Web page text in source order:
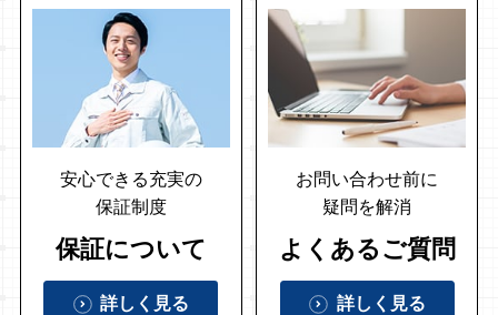
安心できる充実の
保証制度
保証について
詳しく見る
お問い合わせ前に
疑問を解消
よくあるご質問
詳しく見る